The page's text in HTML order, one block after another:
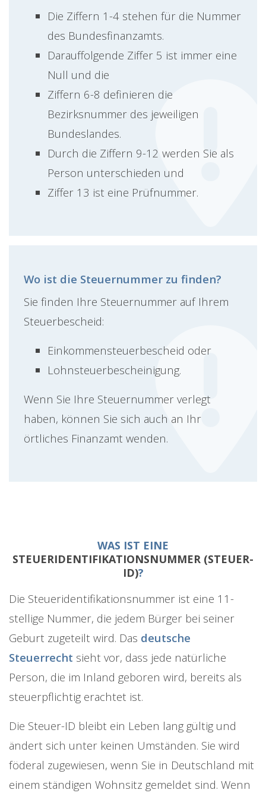
Die Ziffern 1-4 stehen für die Nummer
des Bundesfinanzamts.
Darauffolgende Ziffer 5 ist immer eine
Null und die
Ziffern 6-8 definieren die
Bezirksnummer des jeweiligen
Bundeslandes.
Durch die Ziffern 9-12 werden Sie als
Person unterschieden und
Ziffer 13 ist eine Prüfnummer.
Wo ist die Steuernummer zu finden?
Sie finden Ihre Steuernummer auf Ihrem
Steuerbescheid:
Einkommensteuerbescheid oder
Lohnsteuerbescheinigung.
Wenn Sie Ihre Steuernummer verlegt
haben, können Sie sich auch an Ihr
örtliches Finanzamt wenden.
WAS IST EINE
STEUERIDENTIFIKATIONSNUMMER (STEUER-
ID)?
Die Steueridentifikationsnummer ist eine 11-
stellige Nummer, die jedem Bürger bei seiner
Geburt zugeteilt wird. Das deutsche
Steuerrecht sieht vor, dass jede natürliche
Person, die im Inland geboren wird, bereits als
steuerpflichtig erachtet ist.
Die Steuer-ID bleibt ein Leben lang gültig und
ändert sich unter keinen Umständen. Sie wird
föderal zugewiesen, wenn Sie in Deutschland mit
einem ständigen Wohnsitz gemeldet sind. Wenn